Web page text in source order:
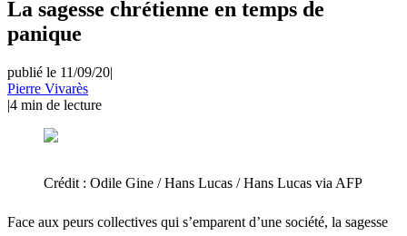
La sagesse chrétienne en temps de
panique
publié le 11/09/20|
Pierre Vivarès
|4 min de lecture
Crédit : Odile Gine / Hans Lucas / Hans Lucas via AFP
Face aux peurs collectives qui s’emparent d’une société, la sagesse